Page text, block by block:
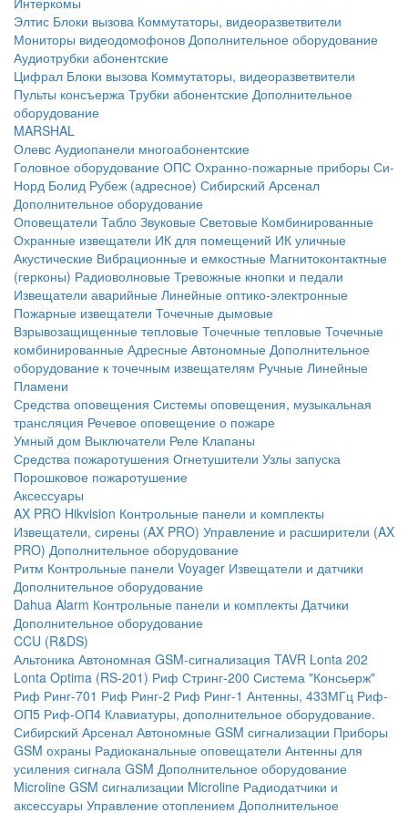
Элтис Блоки вызова Коммутаторы, видеоразветвители
Мониторы видеодомофонов Дополнительное оборудование
Аудиотрубки абонентские
Цифрал Блоки вызова Коммутаторы, видеоразветвители
Пульты консъержа Трубки абонентские Дополнительное
оборудование
MARSHAL
Олевс Аудиопанели многоабонентские
Головное оборудование ОПС Охранно-пожарные приборы Си-
Норд Болид Рубеж (адресное) Сибирский Арсенал
Дополнительное оборудование
Оповещатели Табло Звуковые Световые Комбинированные
Охранные извещатели ИК для помещений ИК уличные
Акустические Вибрационные и емкостные Магнитоконтактные
(герконы) Радиоволновые Тревожные кнопки и педали
Извещатели аварийные Линейные оптико-электронные
Пожарные извещатели Точечные дымовые
Взрывозащищенные тепловые Точечные тепловые Точечные
комбинированные Адресные Автономные Дополнительное
оборудование к точечным извещателям Ручные Линейные
Пламени
Средства оповещения Системы оповещения, музыкальная
трансляция Речевое оповещение о пожаре
Умный дом Выключатели Реле Клапаны
Средства пожаротушения Огнетушители Узлы запуска
Порошковое пожаротушение
Аксессуары
AX PRO Hikvision Контрольные панели и комплекты
Извещатели, сирены (AX PRO) Управление и расширители (AX
PRO) Дополнительное оборудование
Ритм Контрольные панели Voyager Извещатели и датчики
Дополнительное оборудование
Dahua Alarm Контрольные панели и комплекты Датчики
Дополнительное оборудование
CCU (R&DS)
Альтоника Автономная GSM-сигнализация TAVR Lonta 202
Lonta Optima (RS-201) Риф Стринг-200 Система "Консьерж"
Риф Ринг-701 Риф Ринг-2 Риф Ринг-1 Антенны, 433МГц Риф-
ОП5 Риф-ОП4 Клавиатуры, дополнительное оборудование.
Сибирский Арсенал Автономные GSM сигнализации Приборы
GSM охраны Радиоканальные оповещатели Антенны для
усиления сигнала GSM Дополнительное оборудование
Microline GSM cигнализации Microline Радиодатчики и
аксессуары Управление отоплением Дополнительное